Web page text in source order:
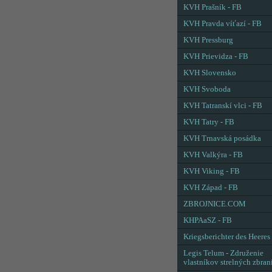
KVH Prašník - FB
KVH Pravda víťazí - FB
KVH Pressburg
KVH Prievidza - FB
KVH Slovensko
KVH Svoboda
KVH Tatranskí vlci - FB
KVH Tatry - FB
KVH Trnavská posádka
KVH Valkýra - FB
KVH Viking - FB
KVH Západ - FB
ZBROJNICE.COM
KHPAaSZ - FB
Kriegsberichter des Heeres
Legis Telum - Združenie
vlastníkov strelných